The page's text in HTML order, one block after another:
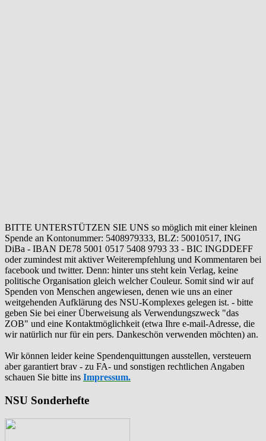
BITTE UNTERSTÜTZEN SIE UNS so möglich mit einer kleinen
Spende an Kontonummer: 5408979333, BLZ: 50010517, ING
DiBa - IBAN DE78 5001 0517 5408 9793 33 - BIC INGDDEFF
oder zumindest mit aktiver Weiterempfehlung und Kommentaren bei
facebook und twitter. Denn: hinter uns steht kein Verlag, keine
politische Organisation gleich welcher Couleur. Somit sind wir auf
Spenden von Menschen angewiesen, denen wie uns an einer
weitgehenden Aufklärung des NSU-Komplexes gelegen ist. - bitte
geben Sie bei einer Überweisung als Verwendungszweck "das
ZOB" und eine Kontaktmöglichkeit (etwa Ihre e-mail-Adresse, die
wir natürlich nur für ein pers. Dankeschön verwenden möchten) an.
Wir können leider keine Spendenquittungen ausstellen, versteuern
aber garantiert brav - zu FA- und sonstigen rechtlichen Angaben
schauen Sie bitte ins Impressum.
NSU Sonderhefte